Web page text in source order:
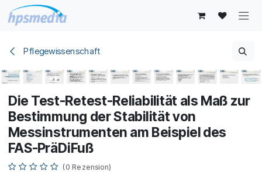
Zum Inhalt springen
Pflegewissenschaft
Die Test-Retest-Reliabilität als Maß zur
Bestimmung der Stabilität von
Messinstrumenten am Beispiel des
FAS-PräDiFuß
(0 Rezension)